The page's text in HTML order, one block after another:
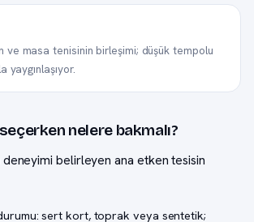
ve masa tenisinin birleşimi; düşük tempolu
yaygınlaşıyor.
nelere bakmalı?
deneyimi belirleyen ana etken tesisin
sert kort, toprak veya sentetik;